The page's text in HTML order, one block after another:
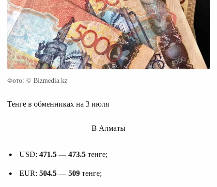
Фото: © Bizmedia.kz
Тенге в обменниках на 3 июля
В Алматы
USD: 471.5 — 473.5 тенге;
EUR: 504.5 — 509 тенге;